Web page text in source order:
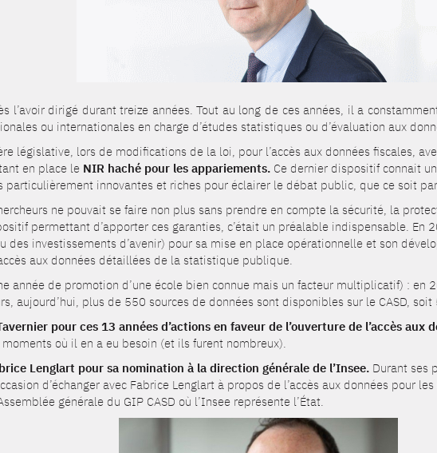
l’avoir dirigé durant treize années. Tout au long de ces années, il a
ou internationales en charge d’études statistiques ou d’évaluation aux
législative, lors de modifications de la loi, pour l’accès aux données fiscales,
en place le NIR haché pour les appariements. Ce dernier dispositif connait
particulièrement innovantes et riches pour éclairer le débat public, que ce soit
ne pouvait se faire non plus sans prendre en compte la sécurité, la
permettant d’apporter ces garanties, c’était un préalable indispensable. En
des investissements d’avenir) pour sa mise en place opérationnelle et son
aux données détaillées de la statistique publique.
année de promotion d’une école bien connue mais un facteur multiplicatif) : en
aujourd’hui, plus de 550 sources de données sont disponibles sur le CASD,
pour ces 13 années d’actions en faveur de l’ouverture de l’accès aux
où il en a eu besoin (et ils furent nombreux).
Lenglart pour sa nomination à la direction générale de l’Insee. Durant ses
d’échanger avec Fabrice Lenglart à propos de l’accès aux données pour
générale du GIP CASD où l’Insee représente l’État.